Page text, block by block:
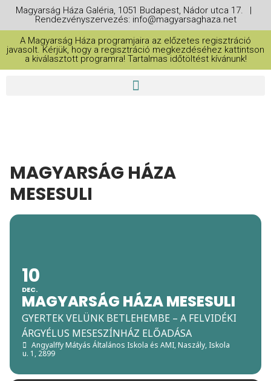
Magyarság Háza Galéria, 1051 Budapest, Nádor utca 17. |
Rendezvényszervezés: info@magyarsaghaza.net
A Magyarság Háza programjaira az előzetes regisztráció
javasolt. Kérjük, hogy a regisztráció megkezdéséhez kattintson
a kiválasztott programra! Tartalmas időtöltést kívánunk!
MAGYARSÁG HÁZA
MESESULI
10
DEC.
MAGYARSÁG HÁZA MESESULI
GYERTEK VELÜNK BETLEHEMBE – A FELVIDÉKI
ÁRGYÉLUS MESESZÍNHÁZ ELŐADÁSA
Angyalffy Mátyás Általános Iskola és AMI, Naszály, Iskola
u. 1, 2899